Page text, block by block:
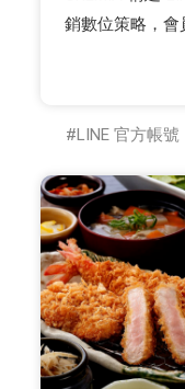
銷數位策略，會
LINE 官方帳號